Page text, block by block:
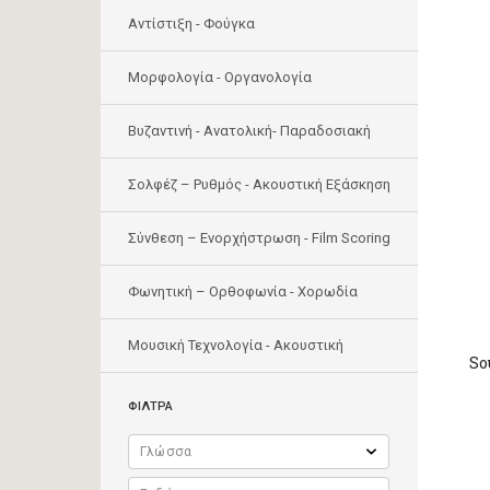
Αντίστιξη - Φούγκα
Μορφολογία - Οργανολογία
Bυζαντινή - Ανατολική- Παραδοσιακή
Σολφέζ – Ρυθμός - Ακουστική Εξάσκηση
Σύνθεση – Ενορχήστρωση - Film Scoring
Φωνητική – Ορθοφωνία - Χορωδία
Μουσική Τεχνολογία - Ακουστική
ΦΙΛΤΡΑ